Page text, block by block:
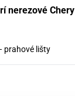
nerezové
prahové lišty